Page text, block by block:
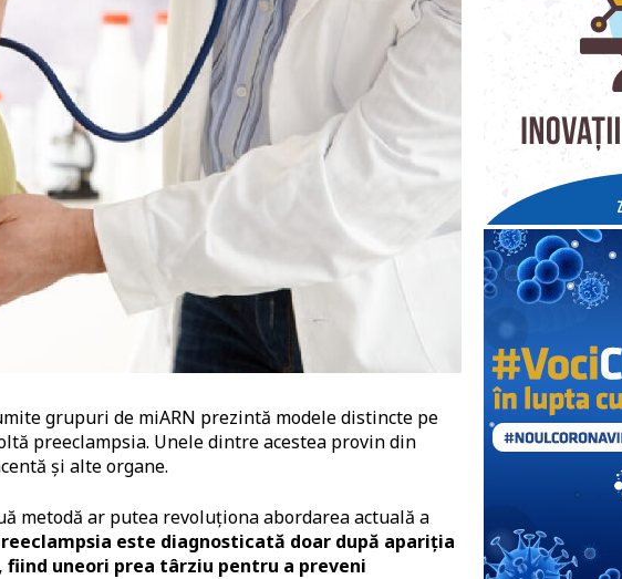
grupuri de miARN prezintă modele distincte pe
preeclampsia. Unele dintre acestea provin din
și alte organe.
metodă ar putea revoluționa abordarea actuală a
este diagnosticată doar după apariția
uneori prea târziu pentru a preveni